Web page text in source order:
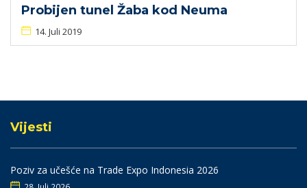
Probijen tunel Žaba kod Neuma
14. Juli 2019
Vijesti
Poziv za učešće na Trade Expo Indonesia 2026